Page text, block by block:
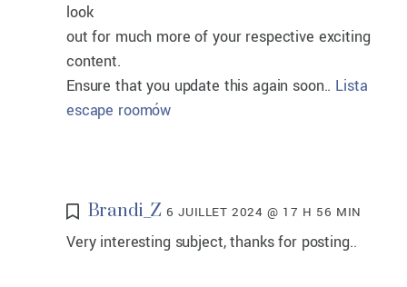
look
out for much more of your respective exciting
content.
Ensure that you update this again soon.. Lista
escape roomów
Brandi_Z 6 JUILLET 2024 @ 17 H 56 MIN
Very interesting subject, thanks for posting..